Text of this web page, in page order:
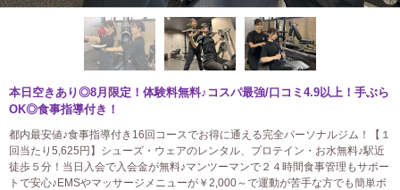
本日空きあり◎8月限定！体験料無料♪コスパ最強/口コミ4.9以上！手ぶら
OK◎食事指導付き！
都内最安値♪食事指導付き16回コースでお得に通える完全パーソナルジム！【１
回当たり5,625円】シューズ・ウェアのレンタル、プロテイン・お水無料♪駅近
徒歩５分！当日入会で入会金が無料♪マンツーマンで２４時間食事管理もサポー
トで安心♪EMSやマッサージメニューが￥2,000～で運動が苦手な方でも簡単ボ